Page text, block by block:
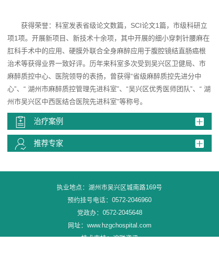
获得荣誉： 科室发表省级论文数篇， SCI论文1篇，市级科研立
项1项。开展新项目、新技术十余项，其中开展的细小穿刺针腰麻在
肛科手术中的应用、硬膜外联合全身麻醉应用于腹腔镜结直肠癌根
治术等获得业界一致好评。历年来科室多次受到吴兴区卫健局、市
麻醉质控中心、医院领导的表扬，曾获得“省级麻醉质控先进分中
心”、“ 湖州市麻醉质控管理先进科室”、“吴兴区优秀医师团队”、“ 湖
州市吴兴区中西医结合医院先进科室”等称号。
治疗案例
推荐专家
执业地点：湖州市吴兴区城南路169号
预约挂号电话：0572-2046960
党政办：0572-2045648
网址： www.hzgchospital.com
技术支持：谊联资讯